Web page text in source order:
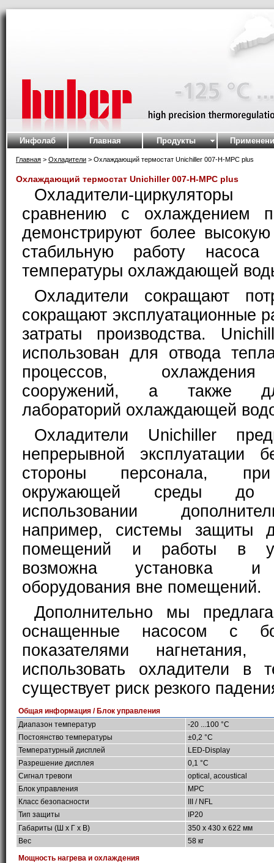
Инфолаб Главная Продукты
Главная > Охладители > Охлаждающий термостат Unichiller 007-H-MPC plus
Охлаждающий термостат Unichiller 007-H-MPC plus
Охладители-
сравнению с охлаждением
демонстрируют более
стабильную работу насоса
температуры охлаждающей
Охладители сокращают
сокращают эксплуатационные
затраты производства.
использован для отвода
процессов, охлаждения
сооружений, а также
лабораторий охлаждающей
Охладители Unichiller
непрерывной эксплуатации
стороны персонала, при
окружающей среды
использовании
например, системы защиты
помещений и работы в
возможна установка и
оборудования вне помещений.
Дополнительно мы
оснащенные насосом с
показателями нагнетания,
использовать охладители в
существует риск резкого
Общая информация / Блок управления
Диапазон температур
-20 ...100 °C
Постоянство температуры
±0,2 °C
Температурный дисплей
LED-Display
Разрешение дисплея
0,1 °C
Сигнал тревоги
optical, acoustical
Блок управления
MPC
Класс безопасности
III / NFL
Тип защиты
IP20
Габариты (Ш х Г х В)
350 x 430 x 622 мм
Вес
58 кг
Мощность нагрева и охлаждения